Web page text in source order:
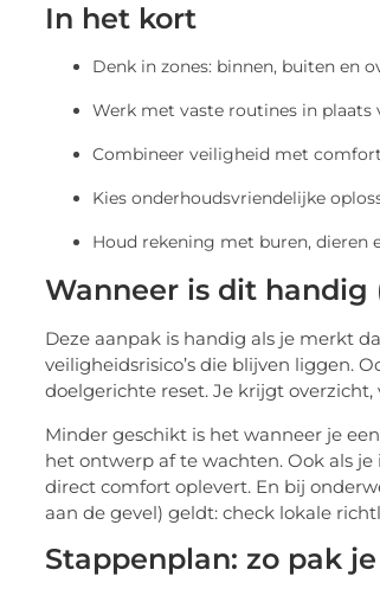
In het kort
Denk in zones: binnen, buiten en
Werk met vaste routines in plaats
Combineer veiligheid met
Kies onderhoudsvriendelijke
Houd rekening met buren, dieren
Wanneer is dit handig
Deze aanpak is handig als je merkt
veiligheidsrisico’s die blijven liggen.
doelgerichte reset. Je krijgt
Minder geschikt is het wanneer je
het ontwerp af te wachten. Ook als
direct comfort oplevert. En bij
aan de gevel) geldt: check lokale
Stappenplan: zo pak